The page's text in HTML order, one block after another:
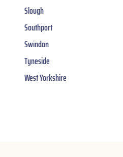
Slough
Southport
Swindon
Tyneside
West Yorkshire